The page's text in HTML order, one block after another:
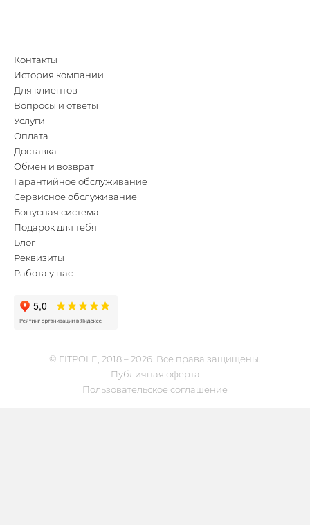
Контакты
История компании
Для клиентов
Вопросы и ответы
Услуги
Оплата
Доставка
Обмен и возврат
Гарантийное обслуживание
Сервисное обслуживание
Бонусная система
Подарок для тебя
Блог
Реквизиты
Работа у нас
© FITPOLE, 2018 – 2026. Все права защищены.
Публичная оферта
Пользовательское соглашение